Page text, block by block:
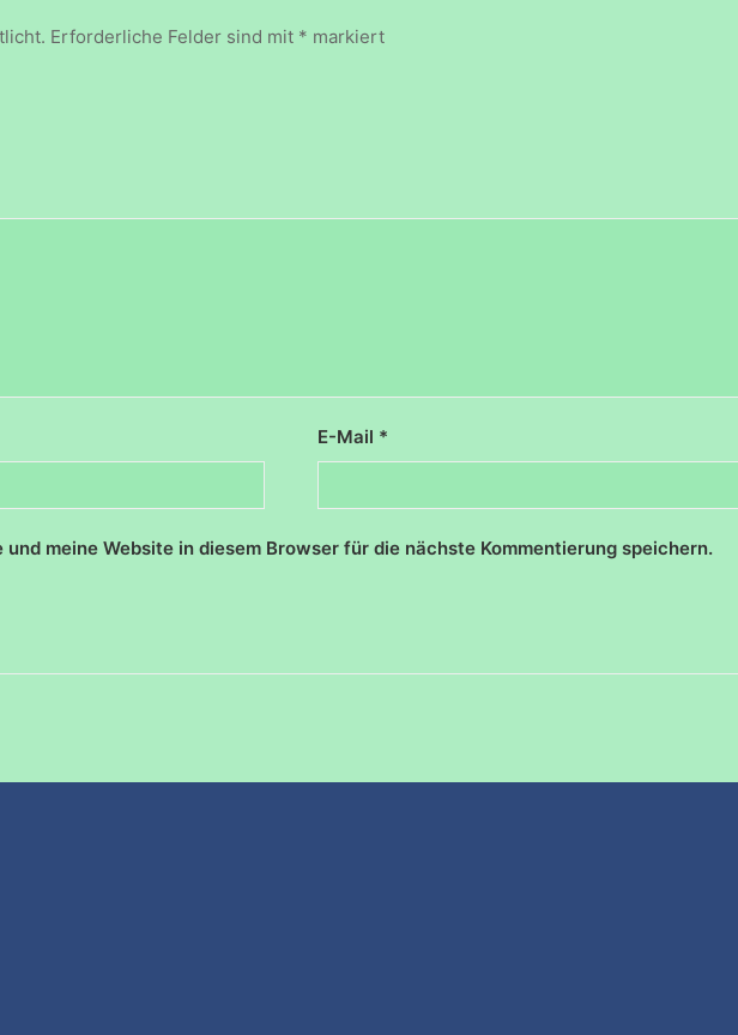
Erforderliche Felder sind mit * markiert
E-Mail *
meine Website in diesem Browser für die nächste Kommentierung speichern.